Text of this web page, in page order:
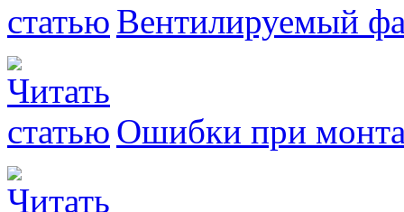
Вентилируемый
Ошибки при